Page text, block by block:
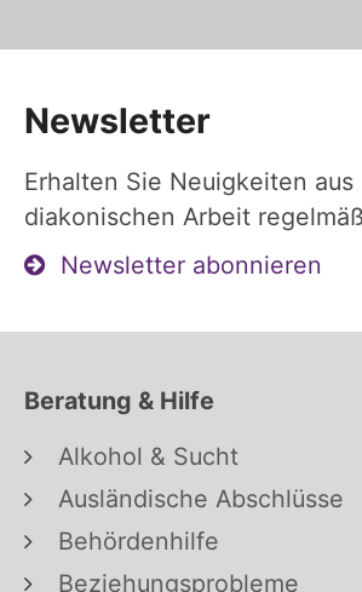
Newsletter
Erhalten Sie Neuigkeiten aus
diakonischen Arbeit
Newsletter abonnieren
Beratung & Hilfe
Alkohol & Sucht
Ausländische Abschlüsse
Behördenhilfe
Beziehungsprobleme